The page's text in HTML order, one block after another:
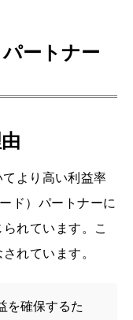
ートナー
より高い利益率
ド）パートナーに
れています。こ
れています。
を確保するた